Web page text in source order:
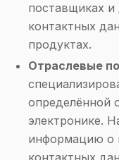
поставщиках
контактных
продуктах.
Отраслевые
определённой
электронике.
информацию о
контактных